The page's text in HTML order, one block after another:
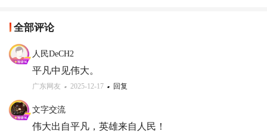
全部评论
人民DeCH2
平凡中见伟大。
广东网友 2025-12-17 回复
文字交流
伟大出自平凡，英雄来自人民！